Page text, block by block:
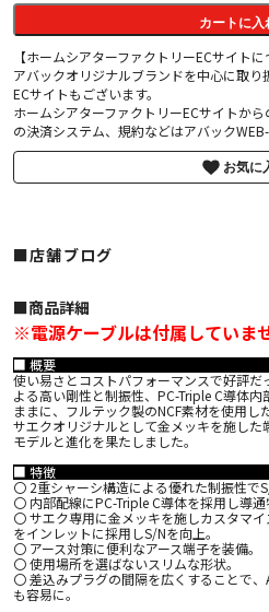
カートに入
【ホームシアターファクトリーECサイトに
アバックオリジナルブランドを中心に取
ECサイトもございます。
ホームシアターファクトリーECサイトか
の決済システム、規約などはアバックWEB-
お気に
■店舗ブログ
■︎商品詳細
※電源ケーブルは付属していま
■ 概要
使い易さとコストパフォーマンスで好評だ
よる高い剛性と制振性、PC-Triple C導体
ままに、フルテック製のNCF素材を使用し
サエクオリジナルとして金メッキを施し
モデルと進化を果たしました。
■ 特徴
〇 2重シャーシ構造による優れた制振性で
〇 内部配線にPC-Triple C導体を採用し導通
〇 サエク専用に金メッキを施しカスタマ
をインレットに採用しS/Nを向上。
〇 アース対策に便利なアース端子を装備。
〇 使用場所を選ばないスリムな形状。
〇 差込みプラグの間隔を広くすることで
も容易に。